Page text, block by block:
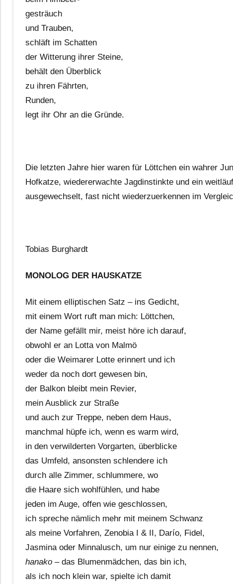
gesträuch
und Trauben,
schläft im Schatten
der Witterung ihrer Steine,
behält den Überblick
zu ihren Fährten,
Runden,
legt ihr Ohr an die Gründe.
Die letzten Jahre hier waren für Löttchen ein wahrer
Hofkatze, wiedererwachte Jagdinstinkte und ein
ausgewechselt, fast nicht wiederzuerkennen im
Tobias Burghardt
MONOLOG DER HAUSKATZE
Mit einem elliptischen Satz – ins Gedicht,
mit einem Wort ruft man mich: Löttchen,
der Name gefällt mir, meist höre ich darauf,
obwohl er an Lotta von Malmö
oder die Weimarer Lotte erinnert und ich
weder da noch dort gewesen bin,
der Balkon bleibt mein Revier,
mein Ausblick zur Straße
und auch zur Treppe, neben dem Haus,
manchmal hüpfe ich, wenn es warm wird,
in den verwilderten Vorgarten, überblicke
das Umfeld, ansonsten schlendere ich
durch alle Zimmer, schlummere, wo
die Haare sich wohlfühlen, und habe
jeden im Auge, offen wie geschlossen,
ich spreche nämlich mehr mit meinem Schwanz
als meine Vorfahren, Zenobia I & II, Darío, Fidel,
Jasmina oder Minnalusch, um nur einige zu nennen,
hanako – das Blumenmädchen, das bin ich,
als ich noch klein war, spielte ich damit